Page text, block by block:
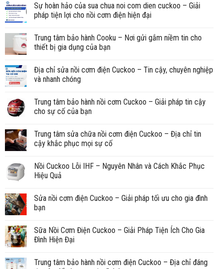
Sự hoàn hảo của sua chua noi com dien cuckoo – Giải
pháp tiện lợi cho nồi cơm điện hiện đại
Trung tâm bảo hành Cooku – Nơi gửi gắm niềm tin cho
thiết bị gia dụng của bạn
Địa chỉ sửa nồi cơm điện Cuckoo – Tin cậy, chuyên nghiệp
và nhanh chóng
Trung tâm bảo hành nồi cơm Cuckoo – Giải pháp tin cậy
cho sự cố của bạn
Trung tâm sửa chữa nồi cơm điện Cuckoo – Địa chỉ tin
cậy khắc phục mọi sự cố
Nồi Cuckoo Lỗi IHF – Nguyên Nhân và Cách Khắc Phục
Hiệu Quả
Sửa nồi cơm điện Cuckoo – Giải pháp tối ưu cho gia đình
bạn
Sữa Nồi Cơm Điện Cuckoo – Giải Pháp Tiện Ích Cho Gia
Đình Hiện Đại
Trung tâm bảo hành nồi cơm điện Cuckoo – Địa chỉ đáng